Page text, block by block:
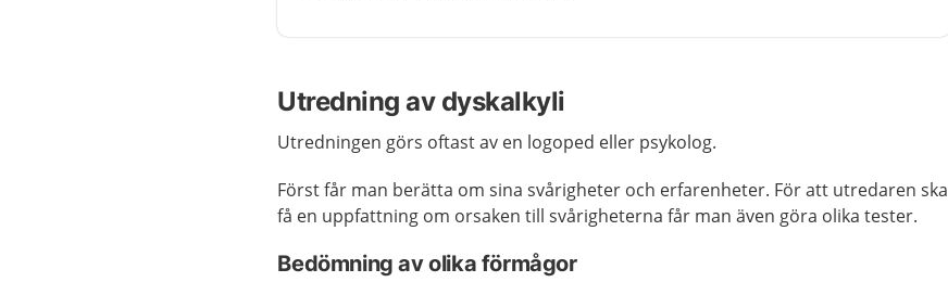
Utredning av dyskalkyli
Utredningen görs oftast av en logoped eller psykolog.
Först får man berätta om sina svårigheter och erfarenheter. För att utredaren ska
få en uppfattning om orsaken till svårigheterna får man även göra olika tester.
Bedömning av olika förmågor